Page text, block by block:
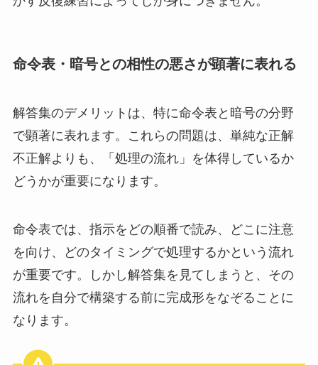
命令表・暗号との相性の悪さが顕著に表れる
解答集のデメリットは、特に命令表と暗号の分野
で顕著に表れます。これらの問題は、単純な正解
不正解よりも、「処理の流れ」を体得しているか
どうかが重要になります。
命令表では、指示をどの順番で読み、どこに注意
を向け、どのタイミングで処理するかという流れ
が重要です。しかし解答集を見てしまうと、その
流れを自分で構築する前に完成形をなぞることに
なります。